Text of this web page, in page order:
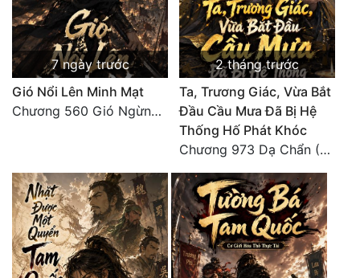
Trinh Thám
Triều Đấu
Trùng Sinh
Trọng Sinh
Tu Tiên
Tội Phạm
Vô Địch
7 ngày trước
Gió Nổi Lên Minh Mạt
Chương 560 Gió Ngừng (Kết Cục)
2 tháng trước
Ta, Trương Giác, Vừa Bắt
Đầu Cầu Mưa Đã Bị Hệ
Thống Hố Phát Khóc
Chương 973 Dạ Chẩn (2/2)